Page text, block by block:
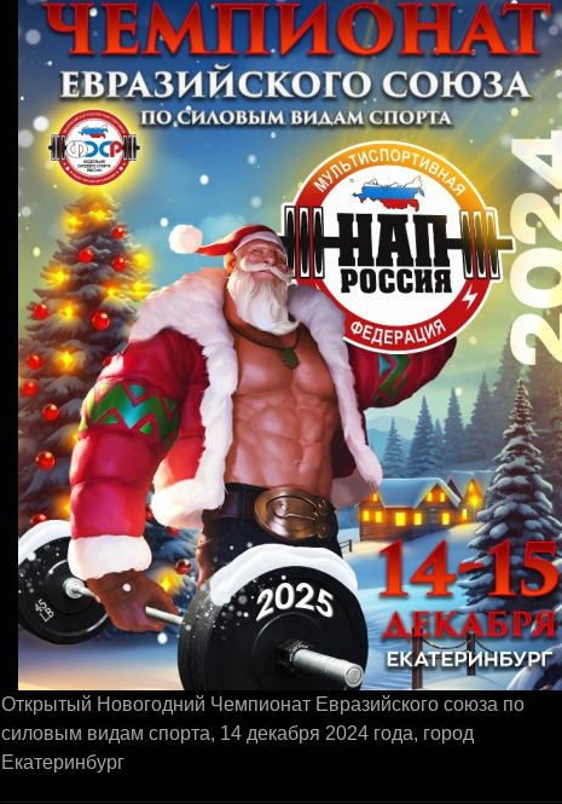
Открытый Новогодний Чемпионат Евразийского союза по
силовым видам спорта, 14 декабря 2024 года, город
Екатеринбург